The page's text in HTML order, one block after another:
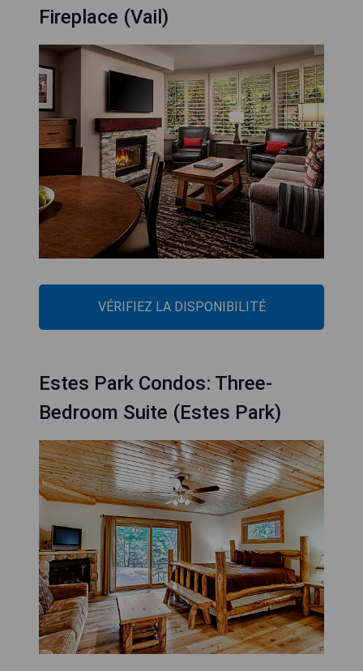
Fireplace (Vail)
VÉRIFIEZ LA DISPONIBILITÉ
Estes Park Condos: Three-
Bedroom Suite (Estes Park)